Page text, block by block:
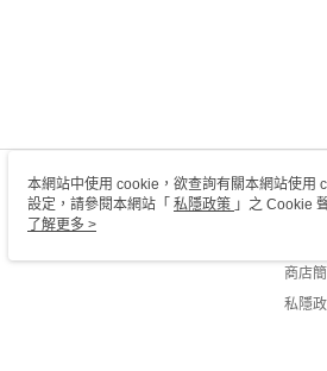
關於
商店
私隱
本網站中使用 cookie，欲查詢有關本網站使用
設定，請參閱本網站「 私隱政策 」之 Cookie
用 cookie。
了解更多 >